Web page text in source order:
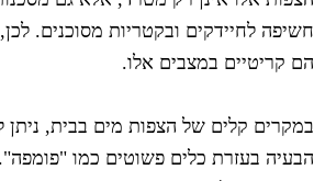
לחיידקים ובקטריות מסוכנים.
קריטיים במצבים אלו.
קלים של הצפות מים בבית, ניתן
בעזרת כלים פשוטים כמו